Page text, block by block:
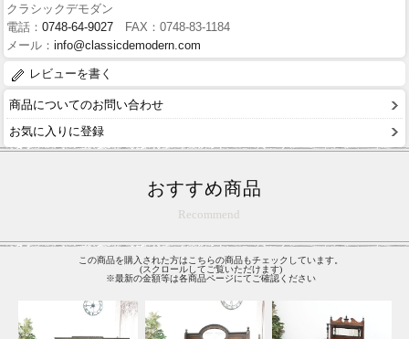
クラシックデモダン
電話： 0748-64-9027 FAX：0748-83-1184
メール： info@classicdemodern.com
レビューを書く
商品についてのお問い合わせ
お気に入りに登録
おすすめ商品
Recommend
この商品を購入された方はこちらの商品もチェックしています。
(スクロールしてご覧いただけます)
※最新の金額等は各商品ページにてご確認ください